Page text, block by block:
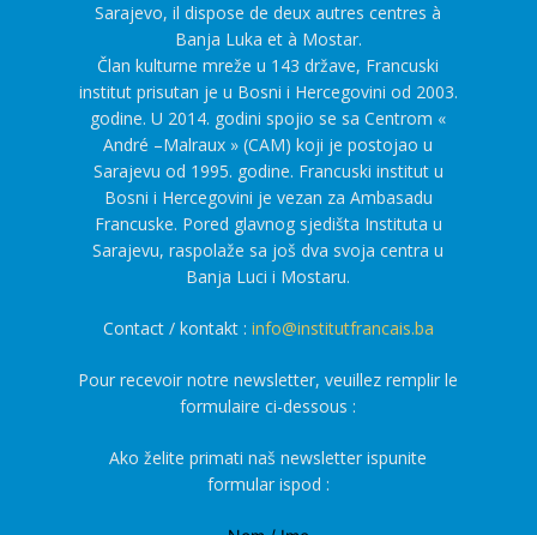
Sarajevo, il dispose de deux autres centres à
Banja Luka et à Mostar.
Član kulturne mreže u 143 države, Francuski
institut prisutan je u Bosni i Hercegovini od 2003.
godine. U 2014. godini spojio se sa Centrom «
André –Malraux » (CAM) koji je postojao u
Sarajevu od 1995. godine. Francuski institut u
Bosni i Hercegovini je vezan za Ambasadu
Francuske. Pored glavnog sjedišta Instituta u
Sarajevu, raspolaže sa još dva svoja centra u
Banja Luci i Mostaru.
Contact / kontakt : info@institutfrancais.ba
Pour recevoir notre newsletter, veuillez remplir le
formulaire ci-dessous :
Ako želite primati naš newsletter ispunite
formular ispod :